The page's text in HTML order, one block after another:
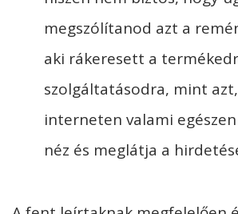
megszólítanod azt a
aki rákeresett a
szolgáltatásodra, mint
interneten valami
néz és meglátja a